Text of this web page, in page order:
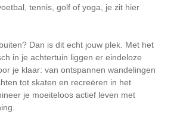
tennis, golf of yoga, je zit hier
Dan is dit echt jouw plek. Met het
in je achtertuin liggen er eindeloze
je klaar: van ontspannen wandelingen
tot skaten en recreëren in het
je moeiteloos actief leven met